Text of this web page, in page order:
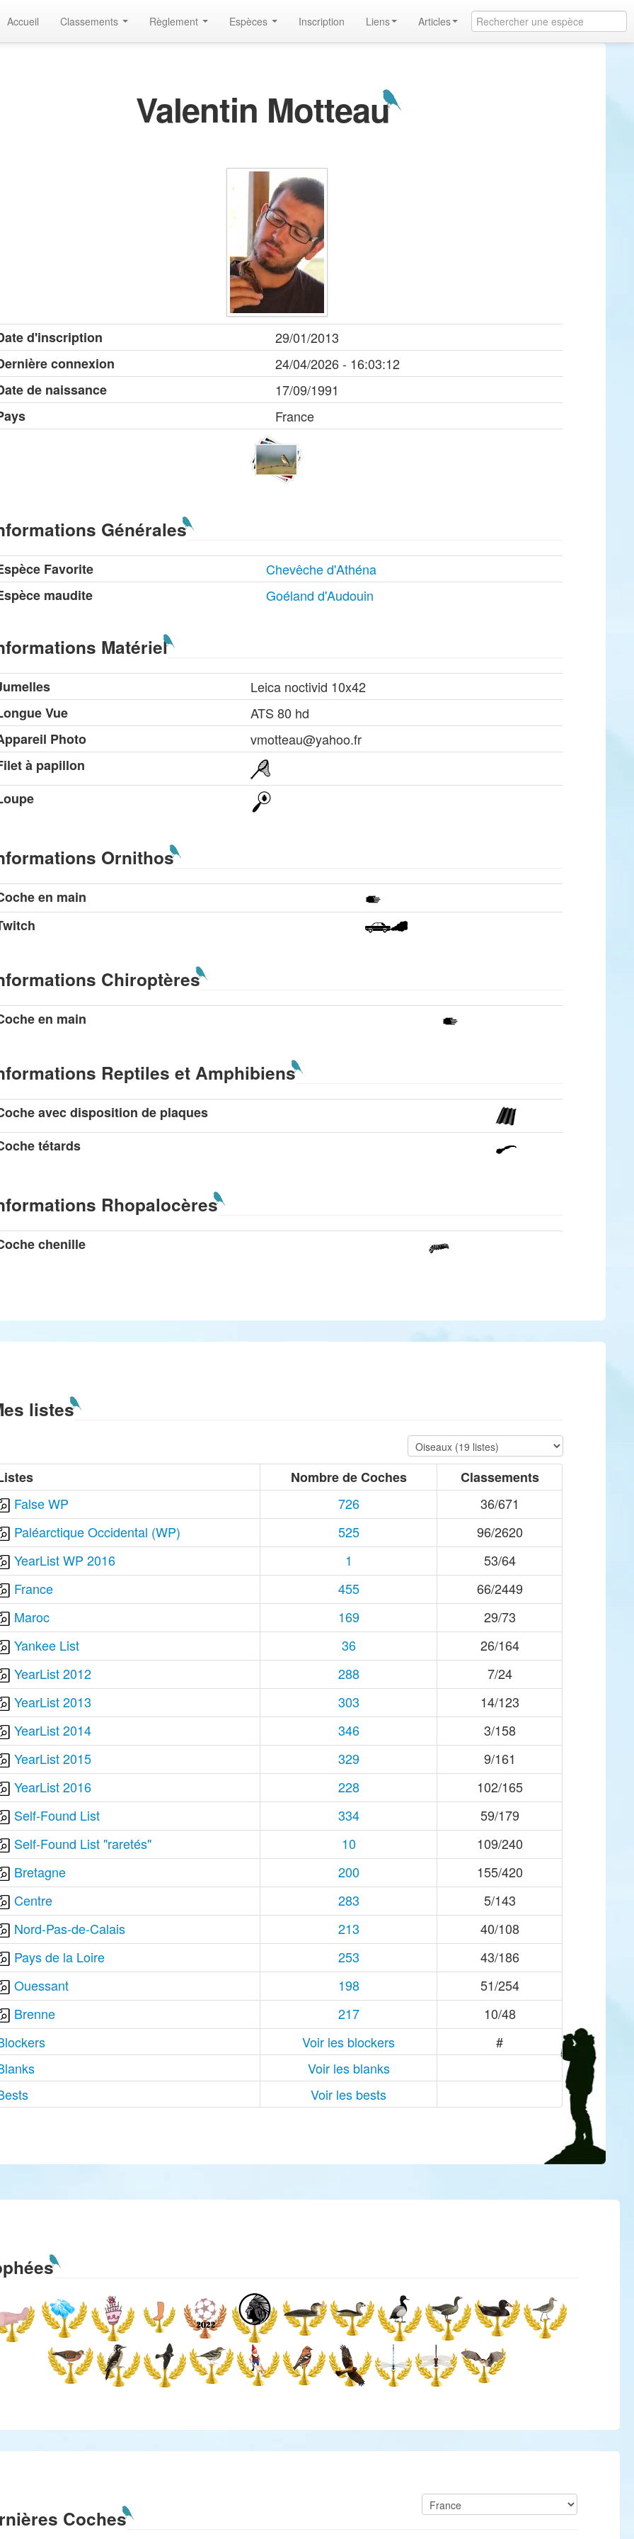
Accueil Classements Règlement Espèces Inscription Liens Articles
Valentin Motteau
d'inscription
29/01/2013
connexion
24/04/2026 - 16:03:12
de naissance
17/09/1991
France
Générales
Favorite
Chevêche d'Athéna
maudite
Goéland d'Audouin
Matériel
Leica noctivid 10x42
Vue
ATS 80 hd
Photo
vmotteau@yahoo.fr
à papillon
Ornithos
en main
Chiroptères
en main
Reptiles et Amphibiens
avec disposition de plaques
tétards
Rhopalocères
chenille
listes
Nombre de Coches
Classements
False WP
726
36/671
Paléarctique Occidental (WP)
525
96/2620
YearList WP 2016
1
53/64
France
455
66/2449
Maroc
169
29/73
Yankee List
36
26/164
YearList 2012
288
7/24
YearList 2013
303
14/123
YearList 2014
346
3/158
YearList 2015
329
9/161
YearList 2016
228
102/165
Self-Found List
334
59/179
Self-Found List "raretés"
10
109/240
Bretagne
200
155/420
Centre
283
5/143
Nord-Pas-de-Calais
213
40/108
Pays de la Loire
253
43/186
Ouessant
198
51/254
Brenne
217
10/48
Voir les blockers
#
Voir les blanks
Voir les bests
Coches